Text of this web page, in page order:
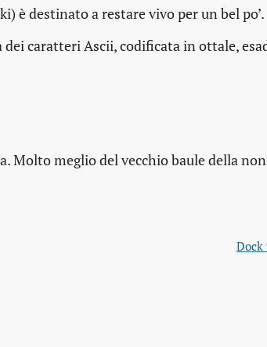
è destinato a restare vivo per un bel po’.
caratteri Ascii, codificata in ottale,
Molto meglio del vecchio baule della